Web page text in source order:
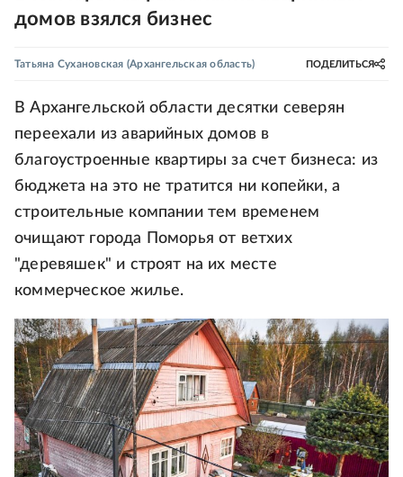
домов взялся бизнес
Татьяна Сухановская (Архангельская область) ПОДЕЛИТЬСЯ
В Архангельской области десятки северян
переехали из аварийных домов в
благоустроенные квартиры за счет бизнеса: из
бюджета на это не тратится ни копейки, а
строительные компании тем временем
очищают города Поморья от ветхих
"деревяшек" и строят на их месте
коммерческое жилье.